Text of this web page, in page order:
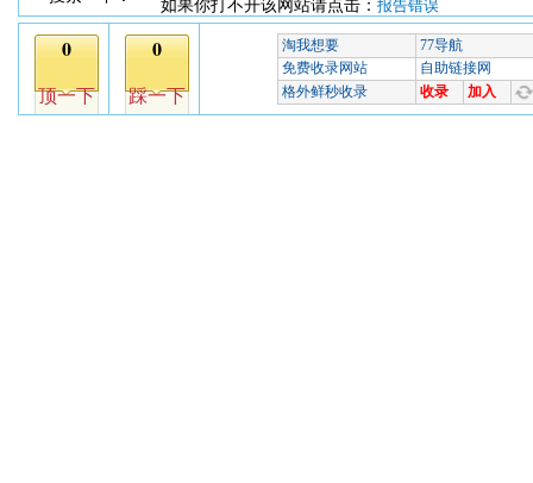
如果你打不开该网站请点击： 报告错误